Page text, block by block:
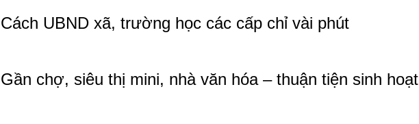
Cách UBND xã, trường học các cấp chỉ vài phút
Gần chợ, siêu thị mini, nhà văn hóa – thuận tiện sinh hoạt